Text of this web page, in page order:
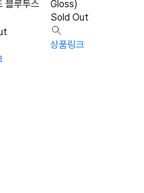
블루투스
Gloss)
Sold Out
상품링크